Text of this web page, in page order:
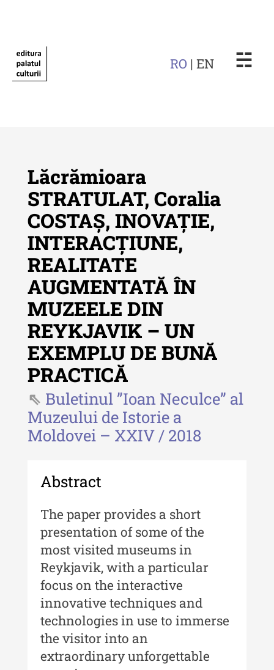
RO | EN ☵
Revista "Cercetări istorice"
Revista "Cercetări istorice" - XLIV
- 2025
Revista "Cercetări istorice" - XLIII
- 2024
Revista "Cercetări istorice" - XLII -
2023
Indexul Complet
Buletinul ”Ioan Neculce” al Muzeului
de Istorie a Moldovei
Buletinul ”Ioan Neculce” al
Buletinul ”Ioan Neculce” al
XXIII / 2017
Buletinul ”Ioan Neculce” al
Muzeului de Istorie a Moldovei -
XXII / 2016
Indexul Complet
Anuarul Muzeului Etnografic al
Moldovei
Lăcrămioara
STRATULAT, Coralia
COSTAȘ, INOVAȚIE,
INTERACȚIUNE,
REALITATE
AUGMENTATĂ ÎN
MUZEELE DIN
REYKJAVIK – UN
EXEMPLU DE BUNĂ
PRACTICĂ
Buletinul ”Ioan Neculce” al
Muzeului de Istorie a
Moldovei – XXIV / 2018
Abstract
The paper provides a short
presentation of some of the
most visited museums in
Reykjavik, with a particular
focus on the interactive
innovative techniques and
technologies in use to immerse
the visitor into an
extraordinary unforgettable